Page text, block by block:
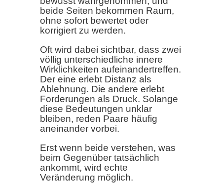
beide Seiten bekommen Raum,
ohne sofort bewertet oder
korrigiert zu werden.
Oft wird dabei sichtbar, dass zwei
völlig unterschiedliche innere
Wirklichkeiten aufeinandertreffen.
Der eine erlebt Distanz als
Ablehnung. Die andere erlebt
Forderungen als Druck. Solange
diese Bedeutungen unklar
bleiben, reden Paare häufig
aneinander vorbei.
Erst wenn beide verstehen, was
beim Gegenüber tatsächlich
ankommt, wird echte
Veränderung möglich.